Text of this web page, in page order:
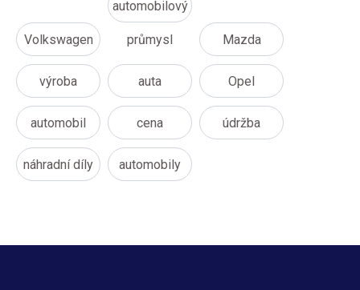
Volkswagen
automobilový
průmysl Mazda
výroba auta Opel
automobil cena údržba
náhradní díly automobily